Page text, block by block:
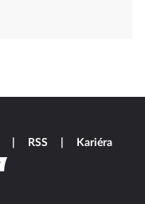
RSS Kariéra